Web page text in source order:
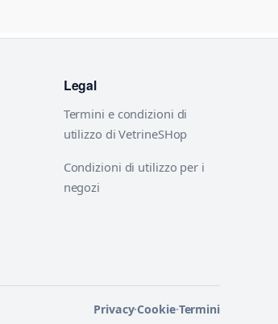
Legal
Termini e condizioni di
utilizzo di VetrineSHop
Condizioni di utilizzo per i
negozi
Privacy·Cookie·Termini